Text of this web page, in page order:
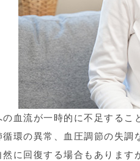
血流が一時的に不足する
環の異常、血圧調節の失調
に回復する場合もありま